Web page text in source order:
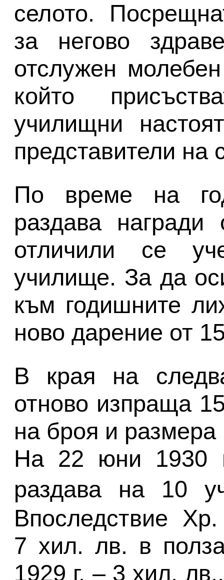
селото.
за негово
отслужен
който
училищни
представители на
По време на
раздава
отличили се
училище. За да
към годишните
ново дарение от
В края на
отново изпраща
на броя и
На 22 юни 1930
раздава на 10
Впоследствие
7 хил. лв. в
1929 г. – 3 хил.